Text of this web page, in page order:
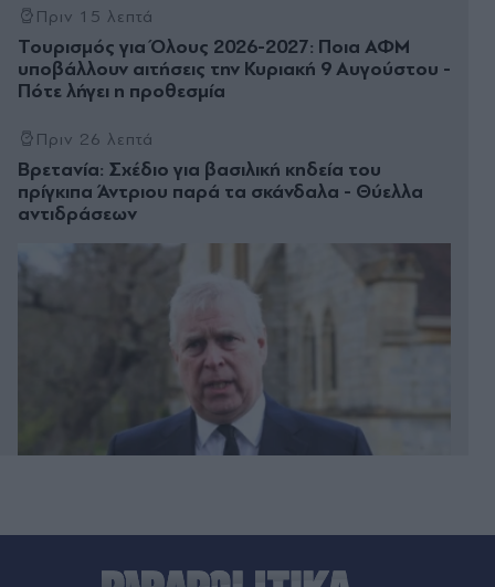
Πριν 15 λεπτά
Τουρισμός για Όλους 2026-2027: Ποια ΑΦΜ
υποβάλλουν αιτήσεις την Κυριακή 9 Αυγούστου -
Πότε λήγει η προθεσμία
Πριν 26 λεπτά
Βρετανία: Σχέδιο για βασιλική κηδεία του
πρίγκιπα Άντριου παρά τα σκάνδαλα - Θύελλα
αντιδράσεων
Πριν 28 λεπτά
Πυρκαγιές: Red Code για την Αττική και άλλες